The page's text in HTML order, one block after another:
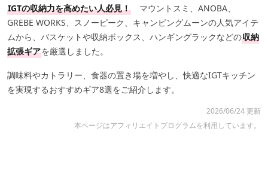
IGTの収納力を高めたい人必見！ マウントスミ、ANOBA、
GREBE WORKS、スノーピーク、キャンピングムーンの人気アイテ
ムから、バスケットや収納ボックス、ハンギングラックなどの収納
拡張ギアを厳選しました。
調味料やカトラリー、食器の置き場を増やし、快適なIGTキッチン
を実現するおすすめギア8選をご紹介します。
2026/06/24 更新
本ページはアフィリエイトプログラムを利用しています。